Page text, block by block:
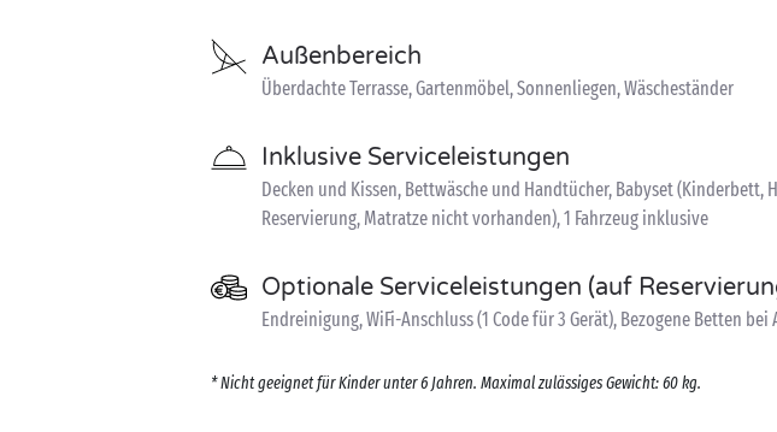
Außenbereich
Überdachte Terrasse, Gartenmöbel, Sonnenliegen, Wäscheständer
Inklusive Serviceleistungen
Decken und Kissen, Bettwäsche und Handtücher, Babyset (Kinderbett,
Reservierung, Matratze nicht vorhanden), 1 Fahrzeug inklusive
Optionale Serviceleistungen (auf
Endreinigung, WiFi-Anschluss (1 Code für 3 Gerät), Bezogene Betten
* Nicht geeignet für Kinder unter 6 Jahren. Maximal zulässiges Gewicht: 60 kg.